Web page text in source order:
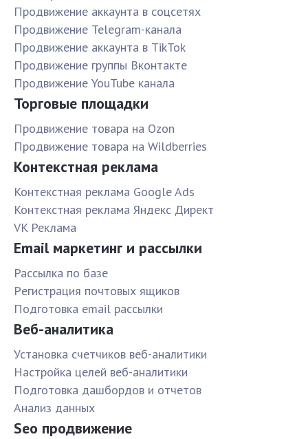
Продвижение аккаунта в соцсетях
Продвижение Telegram-канала
Продвижение аккаунта в TikTok
Продвижение группы Вконтакте
Продвижение YouTube канала
Торговые площадки
Продвижение товара на Ozon
Продвижение товара на Wildberries
Контекстная реклама
Контекстная реклама Google Ads
Контекстная реклама Яндекс Директ
VK Реклама
Email маркетинг и рассылки
Рассылка по базе
Pегистрация почтовых ящиков
Подготовка email рассылки
Веб-аналитика
Установка счетчиков веб-аналитики
Настройка целей веб-аналитики
Подготовка дашбордов и отчетов
Анализ данных
Seo продвижение